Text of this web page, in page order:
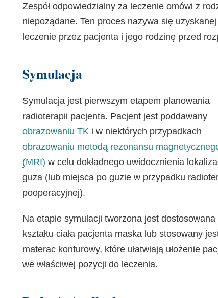
Zespół odpowiedzialny za leczenie omówi z
niepożądane. Ten proces nazywa się
leczenie przez pacjenta i jego rodzinę przed
Symulacja
Symulacja jest pierwszym etapem planowania
radioterapii pacjenta. Pacjent jest poddawany
obrazowaniu TK i w niektórych przypadkach
obrazowaniu metodą rezonansu
(MRI) w celu dokładnego uwidocznienia
guza (lub miejsca po guzie w przypadku
pooperacyjnej).
Na etapie symulacji tworzona jest dostosowana
kształtu ciała pacjenta maska lub stosowany
materac konturowy, które ułatwiają ułożenie
we właściwej pozycji do leczenia.